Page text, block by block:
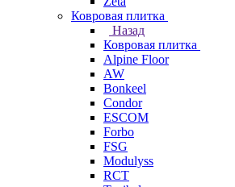
Ковровая плитка
Назад
Ковровая плитка
Alpine Floor
AW
Bonkeel
Condor
ESCOM
Forbo
FSG
Modulyss
RCT